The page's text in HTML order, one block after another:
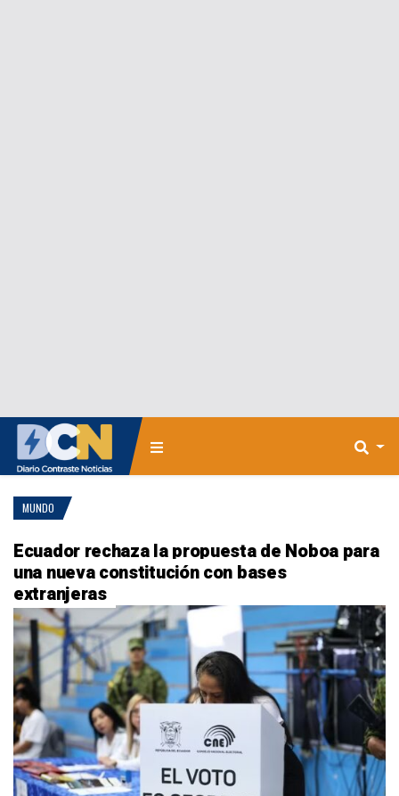
MUNDO
Ecuador rechaza la propuesta de Noboa para
una nueva constitución con bases
extranjeras